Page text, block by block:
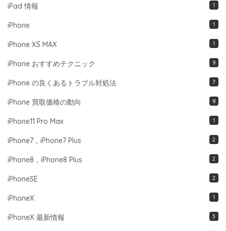
iPad 情報 1
iPhone 1
iPhone XS MAX 1
iPhone おすすめテクニック 9
iPhone の良くあるトラブル対処法 7
iPhone 買取価格の動向 8
iPhone11 Pro Max 1
iPhone7，iPhone7 Plus 2
iPhone8，iPhone8 Plus 2
iPhoneSE 2
iPhoneX 1
iPhoneX 最新情報 3